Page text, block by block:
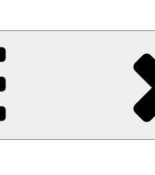
Waldkraiburg